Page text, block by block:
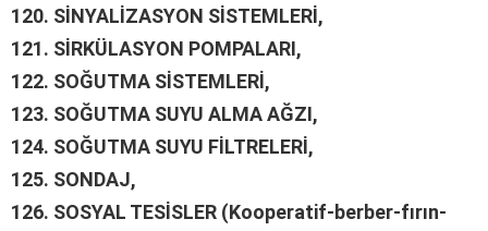
120. SİNYALİZASYON SİSTEMLERİ,
121. SİRKÜLASYON POMPALARI,
122. SOĞUTMA SİSTEMLERİ,
123. SOĞUTMA SUYU ALMA AĞZI,
124. SOĞUTMA SUYU FİLTRELERİ,
125. SONDAJ,
126. SOSYAL TESİSLER (Kooperatif-berber-fırın-